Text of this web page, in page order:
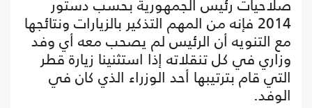
صلاحيات رئيس الجمهورية بحسب دستور
2014 فإنه من المهم التذكير بالزيارات ونتائجها
مع التنويه أن الرئيس لم يصحب معه أي وفد
وزاري في كل تنقلاته إذا استثنينا زيارة قطر
التي قام بترتيبها أحد الوزراء الذي كان في
الوفد.